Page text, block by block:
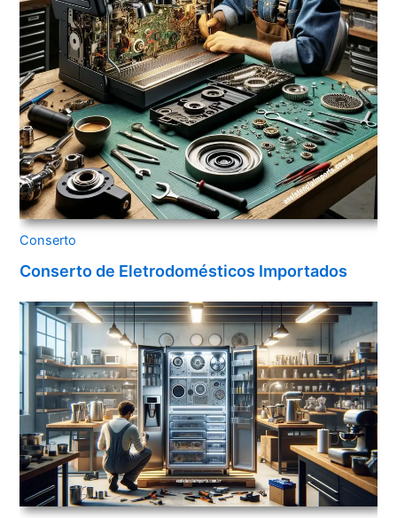
Conserto
Conserto de Eletrodomésticos Importados